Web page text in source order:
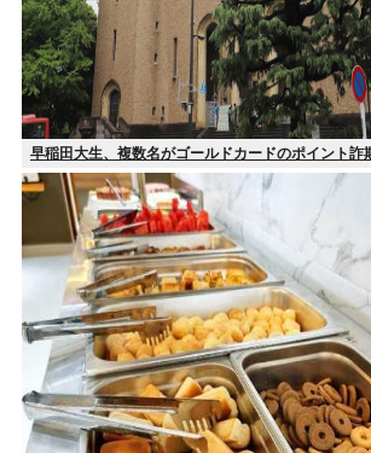
早稲田大生、複数名がゴールドカードのポイント詐